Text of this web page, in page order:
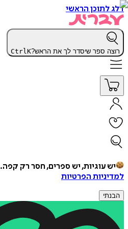
דלג לתוכן הראשי
רוצה ספר שיסדר לך את הראש? CtrlK
יש עוגיות, יש ספרים, חסר רק קפה.
למדיניות הפרטיות
הבנתי